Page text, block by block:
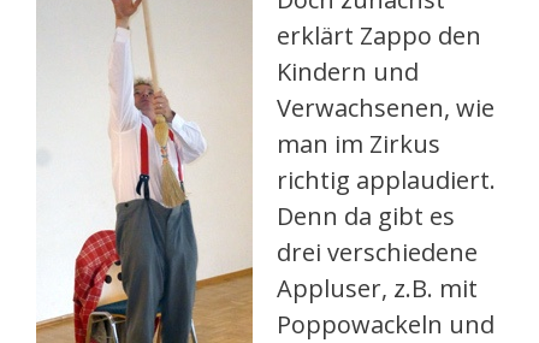
erklärt Zappo den
Kindern und
Verwachsenen, wie
man im Zirkus
richtig applaudiert.
Denn da gibt es
drei verschiedene
Appluser, z.B. mit
Poppowackeln und